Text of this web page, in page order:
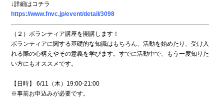
↓詳細はコチラ
https://www.fnvc.jp/event/detail/3098
―――――――――――――――――――――――――――――――――
（２）ボランティア講座を開講します！
ボランティアに関する基礎的な知識はもちろん、活動を始めたり、受け入
れる際の心構えやその意義を学びます。すでに活動中で、もう一度知りた
い方にもオススメです。
【日時】 6/11（木）19:00-21:00
※事前お申込みが必要です。